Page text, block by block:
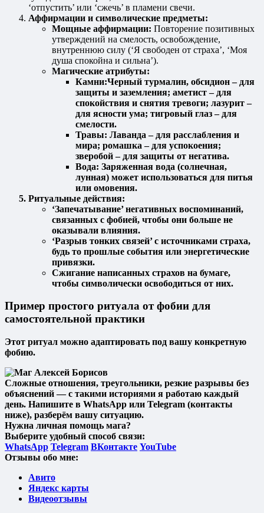
‘отпустить’ или ‘сжечь’ в пламени свечи.
Аффирмации и символические предметы:
Мощные аффирмации: Повторение позитивных
утверждений на смелость, освобождение,
внутреннюю силу (‘Я свободен от страха’, ‘Моя
душа спокойна и сильна’).
Магические атрибуты:
Камни:Черный турмалин, обсидион – для
защиты и заземления; аметист – для
спокойствия и снятия тревоги; лазурит –
для ясности ума; тигровый глаз – для
смелости.
Травы: Лаванда – для расслабления и
мира; ромашка – для успокоения;
зверобой – для защиты от негатива.
Вода: Заряженная вода (солнечная,
лунная) может использоваться для питья
или омовения.
Ритуальные действия:
‘Запечатывание’ негативных воспоминаний,
связанных с фобией, чтобы они больше не
оказывали влияния.
‘Разрыв тонких связей’ с источниками страха,
будь то прошлые события или энергетические
привязки.
Сжигание написанных страхов на бумаге,
чтобы символически освободиться от них.
Пример простого ритуала от фобии для
самостоятельной практики
Этот ритуал можно адаптировать под вашу конкретную
фобию.
Сложные отношения, треугольники, резкие разрывы без
объяснений — с такими историями я работаю каждый
день. Напишите в WhatsApp или Telegram (контакты
ниже), разберём вашу ситуацию.
Нужна личная помощь мага?
Выберите удобный способ связи:
WhatsApp Telegram ВКонтакте YouTube
Отзывы обо мне:
Авито
Яндекс карты
Видеоотзывы